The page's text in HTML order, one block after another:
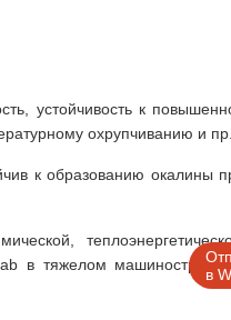
в
устойчивость к
охрупчиванию и пр.
к образованию окалины
в тяжелом